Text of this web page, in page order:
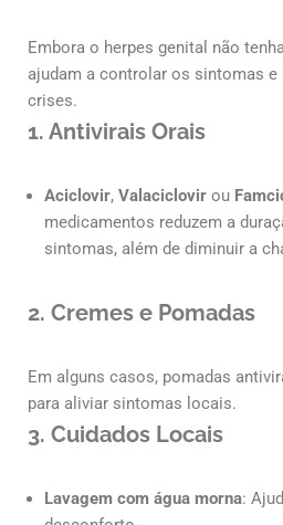
Embora o herpes genital não
ajudam a controlar os sintomas e
crises.
1. Antivirais Orais
Aciclovir, Valaciclovir ou
medicamentos reduzem a
sintomas, além de diminuir a
2. Cremes e Pomadas
Em alguns casos, pomadas
para aliviar sintomas locais.
3. Cuidados Locais
Lavagem com água morna: